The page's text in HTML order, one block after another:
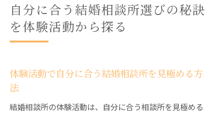
自分に合う結婚相談所選びの秘訣
を体験活動から探る
体験活動で自分に合う結婚相談所を見極める方
法
結婚相談所の体験活動は、自分に合う相談所を見極める